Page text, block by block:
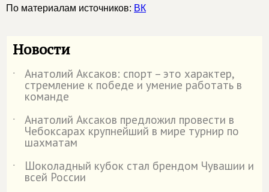
По материалам источников: ВК
Новости
˙ Анатолий Аксаков: спорт – это характер,
стремление к победе и умение работать в
команде
˙
Анатолий Аксаков предложил провести в
Чебоксарах крупнейший в мире турнир по
шахматам
˙
Шоколадный кубок стал брендом Чувашии и
всей России